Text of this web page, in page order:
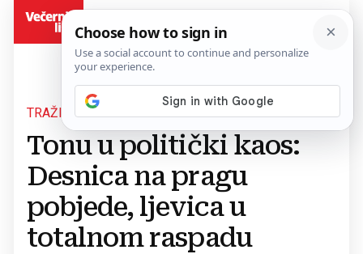
TRAŽI SE NASLJEDNIK
Tonu u politički kaos:
Desnica na pragu
pobjede, ljevica u
totalnom raspadu